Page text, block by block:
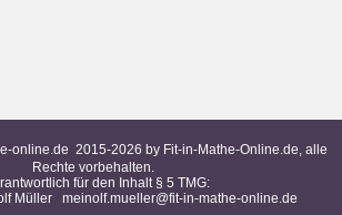
2015-2026 by Fit-in-Mathe-Online.de, alle
Rechte vorbehalten.
für den Inhalt § 5 TMG:
Müller meinolf.mueller@fit-in-mathe-online.de